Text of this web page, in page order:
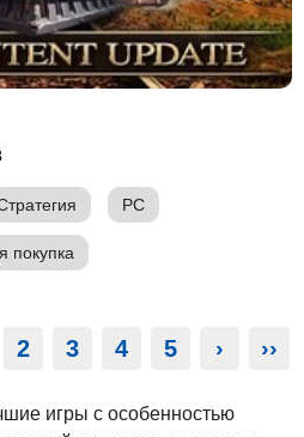
PC
покупка
2 3 4 5 › ››
игры с особенностью